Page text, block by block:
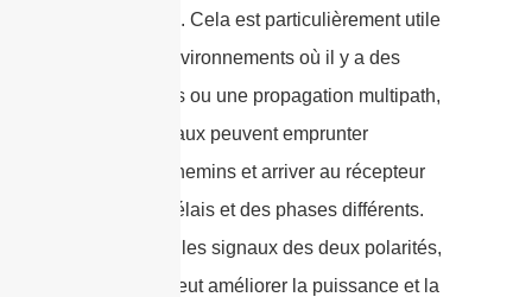
ou chemins. Cela est particulièrement utile
dans les environnements où il y a des
obstructions ou une propagation multipath,
où les signaux peuvent emprunter
plusieurs chemins et arriver au récepteur
avec des délais et des phases différents.
En utilisant les signaux des deux polarités,
l’antenne peut améliorer la puissance et la